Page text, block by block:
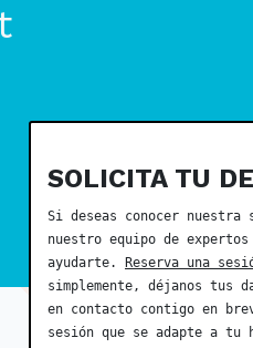
SOLICITA TU
Si deseas conocer
nuestro equipo de
ayudarte.
Reserva una
simplemente, déjanos tus
en contacto contigo en
sesión que se adapte a tu